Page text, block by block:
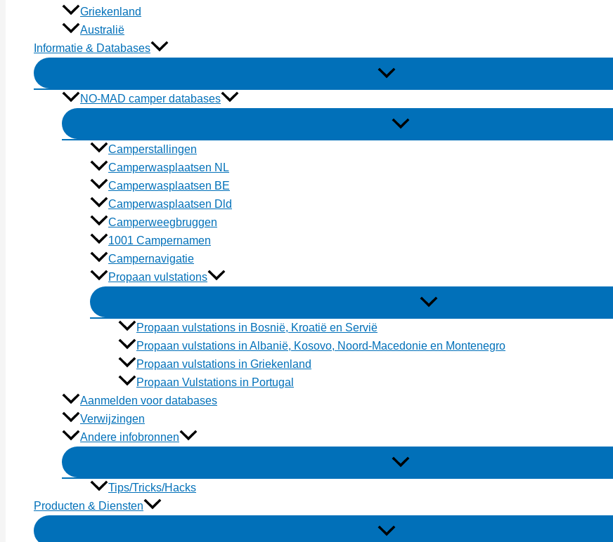
Griekenland
Australië
Informatie & Databases
NO-MAD camper databases
Camperstallingen
Camperwasplaatsen NL
Camperwasplaatsen BE
Camperwasplaatsen Dld
Camperweegbruggen
1001 Campernamen
Campernavigatie
Propaan vulstations
Propaan vulstations in Bosnië, Kroatië en Servië
Propaan vulstations in Albanië, Kosovo, Noord-Macedonie en Montenegro
Propaan vulstations in Griekenland
Propaan Vulstations in Portugal
Aanmelden voor databases
Verwijzingen
Andere infobronnen
Tips/Tricks/Hacks
Producten & Diensten